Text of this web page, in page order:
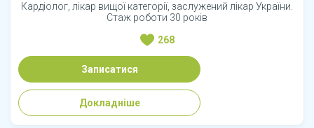
Кардіолог, лікар вищої категорії, заслужений лікар України.
Стаж роботи 30 років
268
Записатися
Докладніше